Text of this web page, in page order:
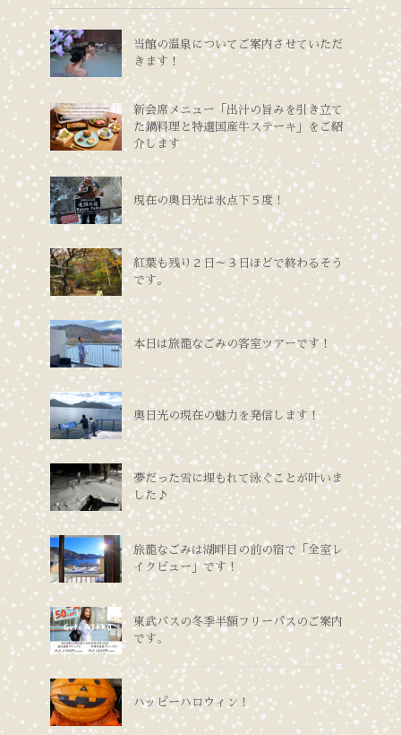
当館の温泉についてご案内させていただ
きます！
新会席メニュー「出汁の旨みを引き立て
た鍋料理と特選国産牛ステーキ」をご紹
介します
現在の奥日光は氷点下５度！
紅葉も残り２日～３日ほどで終わるそう
です。
本日は旅籠なごみの客室ツアーです！
奥日光の現在の魅力を発信します！
夢だった雪に埋もれて泳ぐことが叶いま
した♪
旅籠なごみは湖畔目の前の宿で「全室レ
イクビュー」です！
東武バスの冬季半額フリーパスのご案内
です。
ハッピーハロウィン！